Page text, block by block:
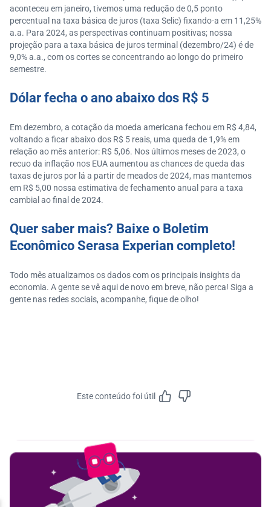
aconteceu em janeiro, tivemos uma redução de 0,5 ponto
percentual na taxa básica de juros (taxa Selic) fixando-a em 11,25%
a.a. Para 2024, as perspectivas continuam positivas; nossa
projeção para a taxa básica de juros terminal (dezembro/24) é de
9,0% a.a., com os cortes se concentrando ao longo do primeiro
semestre.
Dólar fecha o ano abaixo dos R$ 5
Em dezembro, a cotação da moeda americana fechou em R$ 4,84,
voltando a ficar abaixo dos R$ 5 reais, uma queda de 1,9% em
relação ao mês anterior: R$ 5,06. Nos últimos meses de 2023, o
recuo da inflação nos EUA aumentou as chances de queda das
taxas de juros por lá a partir de meados de 2024, mas mantemos
em R$ 5,00 nossa estimativa de fechamento anual para a taxa
cambial ao final de 2024.
Quer saber mais? Baixe o Boletim
Econômico Serasa Experian completo!
Todo mês atualizamos os dados com os principais insights da
economia. A gente se vê aqui de novo em breve, não perca! Siga a
gente nas redes sociais, acompanhe, fique de olho!
Este conteúdo foi útil